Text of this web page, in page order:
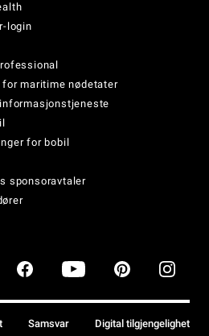
login
for maritime nødetater
for bobil
sponsoravtaler
Samsvar Digital tilgjengelighet